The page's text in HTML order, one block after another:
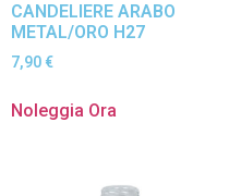
CANDELIERE ARABO
METAL/ORO H27
7,90 €
Noleggia Ora